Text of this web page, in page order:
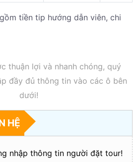
tiền tip hướng dẫn viên, chi
thuận lợi và nhanh chóng, quý
đầy đủ thông tin vào các ô bên
dưới!
HỆ
nhập thông tin người đặt tour!